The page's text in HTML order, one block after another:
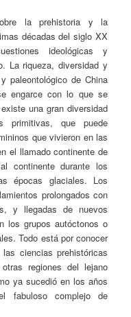
la prehistoria y la
décadas del siglo XX
ideológicas y
La riqueza, diversidad y
paleontológico de China
engarce con lo que se
una gran diversidad
primitivas, que puede
que vivieron en las
el llamado continente de
continente durante los
épocas glaciales. Los
prolongados con
y llegadas de nuevos
los grupos autóctonos o
Todo está por conocer
ciencias prehistóricas
regiones del lejano
ya sucedió en los años
fabuloso complejo de